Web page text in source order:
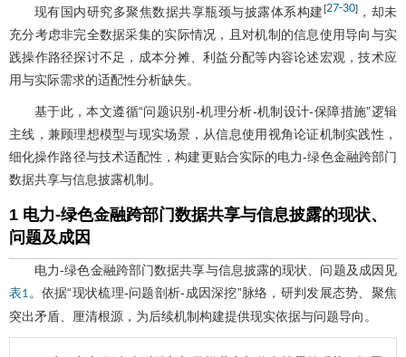
现有国内研究多聚焦数据共享瓶颈与披露体系构建[27-30]，却未
充分考虑非完全数据采集的实际情况，且对机制的信息使用导向与实
践操作路径探讨不足，成本分摊、利益分配等内容论述宏观，技术应
用与实际需求的适配性分析缺失。
基于此，本文遵循“问题识别-机理分析-机制设计-保障措施”逻辑
主线，兼顾理想模型与现实场景，从信息使用视角论证机制实践性，
细化操作路径与技术适配性，构建更贴合实际的电力-绿色金融跨部门
数据共享与信息披露机制。
1 电力-绿色金融跨部门数据共享与信息披露的现状、
问题及成因
电力-绿色金融跨部门数据共享与信息披露的现状、问题及成因见
表1 。依据“现状梳理-问题剖析-成因深挖”脉络，研判发展态势、聚焦
突出矛盾、厘清根源，为后续机制构建提供现实依据与问题导向。